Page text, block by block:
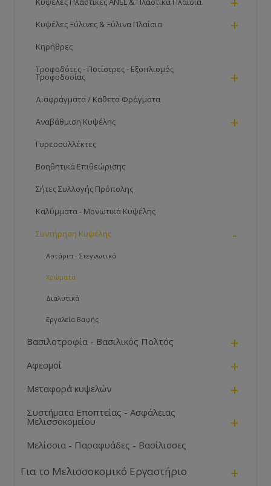
Κυψέλες Ξύλινες & Ξύλινα Πλαίσια +
Κηρήθρες
Τροφοδότες - Ποτίστρες - Εξοπλισμός
Τροφοδοσίας +
Διαφράγματα / Κάθετα Φράγματα
Αναβάθμιση Κυψέλης +
Γυρεοσυλλέκτες
Βοηθητικά Επιθεώρισης
Σήτες Συλλογής Πρόπολης
Καλύμματα - Μονωτικά Κυψέλης
Συντήρηση Κυψέλης -
Αστάρια - Στεγνωτικά
Χρώματα
Διαλυτικά
Εργαλεία Βαφής
Βασιλοτροφία - Βασιλικός Πολτός +
Αφεσμοί +
Μεταφορά κυψελών +
Συστήματα Εποπτείας - Ασφάλειας
Μελισσοκομείου +
Μελίσσια - Παραφυάδες - Βασίλισσες
Για το Μελισσοκομικό Εργαστήριο +